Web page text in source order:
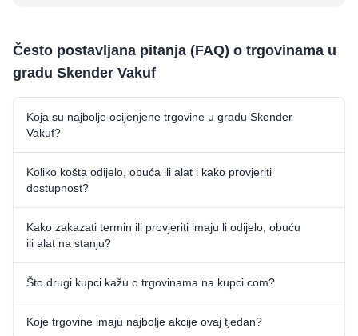
Često postavljana pitanja (FAQ) o trgovinama u
gradu Skender Vakuf
Koja su najbolje ocijenjene trgovine u gradu Skender
Vakuf?
Koliko košta odijelo, obuća ili alat i kako provjeriti
dostupnost?
Kako zakazati termin ili provjeriti imaju li odijelo, obuću
ili alat na stanju?
Što drugi kupci kažu o trgovinama na kupci.com?
Koje trgovine imaju najbolje akcije ovaj tjedan?